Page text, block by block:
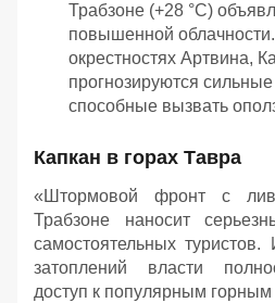
Трабзоне (+28 °C)
повышенной
окрестностях Артвина,
прогнозируются
способные вызвать
Капкан в горах Тавра
«Штормовой фронт с
Трабзоне наносит
самостоятельных
затоплений власти
доступ к популярным горным